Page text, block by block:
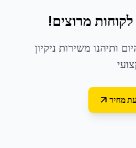
מרוצים!
ותיהנו משירות ניקיון
מחיר